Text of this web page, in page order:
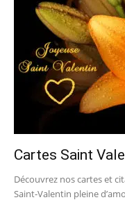
Cartes Saint
Découvrez nos cartes et
Saint-Valentin pleine